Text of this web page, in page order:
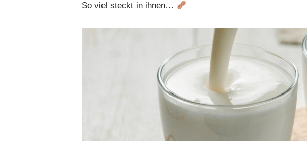
So viel steckt in ihnen…